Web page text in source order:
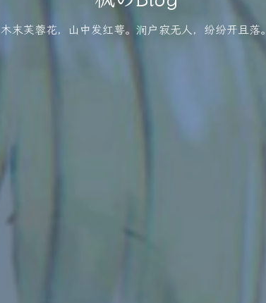
木末芙蓉花，山中发红萼。涧户寂无人，纷纷开且落。